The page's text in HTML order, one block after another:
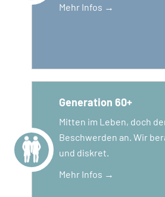
Mehr Infos →
Generation 60+
Mitten im Leben, doch
Beschwerden an. Wir
und diskret.
Mehr Infos →